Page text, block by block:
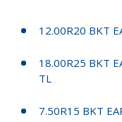
12.00R20 BKT
18.00R25 BKT
TL
7.50R15 BKT